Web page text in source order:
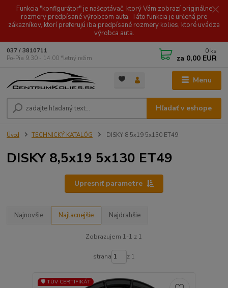
Funkcia "konfigurátor" je našeptávač, ktorý Vám zobrazí originálne
rozmery predpísané výrobcom auta. Táto funkcia je určená pre
zákazníkov, ktorí preferujú iba predpísané rozmery kolies, ktoré uvádza
výrobca auta.
Menu
Hľadať v eshope
037 / 3810711
Po-Pia 9.30 - 14.00 *letný režim
0 ks
za 0,00 EUR
Úvod TECHNICKÝ KATALÓG DISKY 8,5x19 5x130 ET49
DISKY 8,5x19 5x130 ET49
Upresniť parametre
Najnovšie Najlacnejšie Najdrahšie
Zobrazujem 1-1 z 1
strana z 1
🛡️ TÜV CERTIFIKÁT